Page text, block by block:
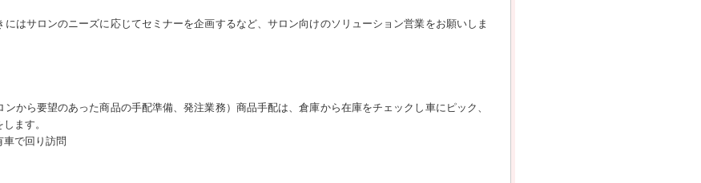
はサロンのニーズに応じてセミナーを企画するなど、サロン向けのソリューション営業をお願いしま
から要望のあった商品の手配準備、発注業務）商品手配は、倉庫から在庫をチェックし車にピック、
ます。
車で回り訪問